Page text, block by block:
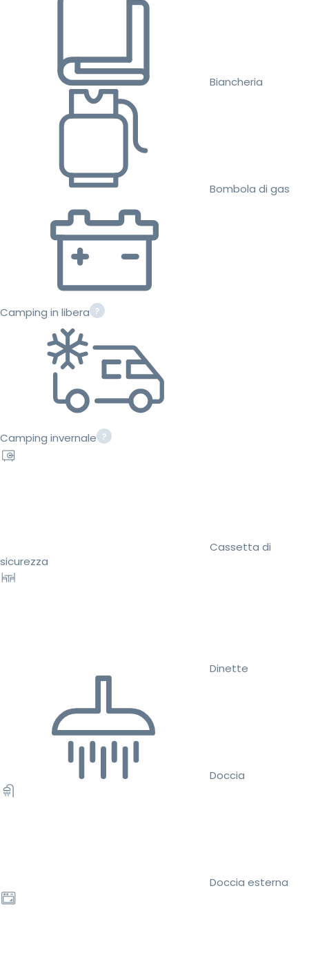
Biancheria
Bombola di gas
Camping in libera
Camping invernale
Cassetta di
sicurezza
Dinette
Doccia
Doccia esterna